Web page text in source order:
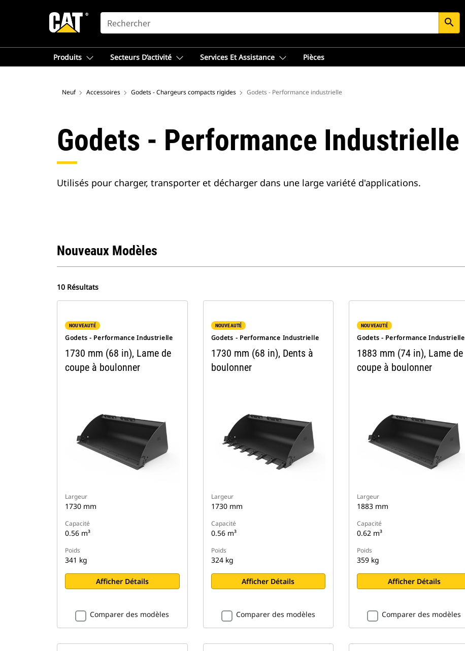
SEARCH search
Produits Secteurs D’activité Services Et Assistance Pièces
Neuf Accessoires Godets - Chargeurs compacts rigides Godets - Performance industrielle
Godets - Performance Industrielle
Utilisés pour charger, transporter et décharger dans une large variété d'applications.
Nouveaux Modèles
10 Résultats
NOUVEAUTÉ
Godets - Performance Industrielle
1730 mm (68 in), Lame de
coupe à boulonner
Largeur
1730 mm
Capacité
0.56 m³
Poids
341 kg
Afficher Détails
Comparer des modèles
NOUVEAUTÉ
Godets - Performance Industrielle
1730 mm (68 in), Dents à
boulonner
Largeur
1730 mm
Capacité
0.56 m³
Poids
324 kg
Afficher Détails
Comparer des modèles
NOUVEAUTÉ
Godets - Performance Industrielle
1883 mm (74 in), Lame de
coupe à boulonner
Largeur
1883 mm
Capacité
0.62 m³
Poids
359 kg
Afficher Détails
Comparer des modèles